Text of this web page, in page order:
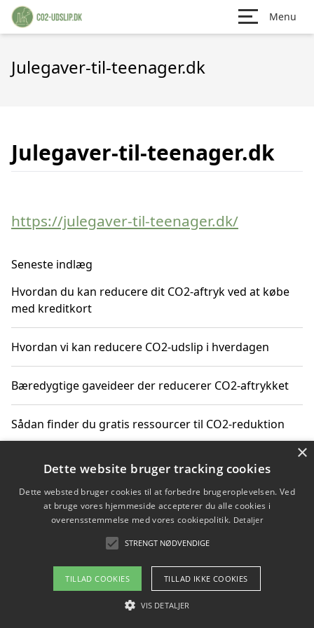
Menu
Julegaver-til-teenager.dk
Julegaver-til-teenager.dk
https://julegaver-til-teenager.dk/
Seneste indlæg
Hvordan du kan reducere dit CO2-aftryk ved at købe
med kreditkort
Hvordan vi kan reducere CO2-udslip i hverdagen
Bæredygtige gaveideer der reducerer CO2-aftrykket
Sådan finder du gratis ressourcer til CO2-reduktion
Hvordan gadgets til hjemmet kan reducere CO2-udslip
Copyright 2026 - Pilanto Aps
Om / kontakt
Blog Betingelser
×
Dette website bruger tracking cookies
Dette websted bruger cookies til at forbedre brugeroplevelsen. Ved
at bruge vores hjemmeside accepterer du alle cookies i
overensstemmelse med vores cookiepolitik. Detaljer
STRENGT NØDVENDIGE
TILLAD COOKIES TILLAD IKKE COOKIES
VIS DETALJER